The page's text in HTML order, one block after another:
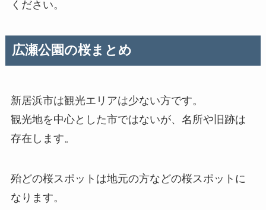
ください。
広瀬公園の桜まとめ
新居浜市は観光エリアは少ない方です。
観光地を中心とした市ではないが、名所や旧跡は
存在します。
殆どの桜スポットは地元の方などの桜スポットに
なります。